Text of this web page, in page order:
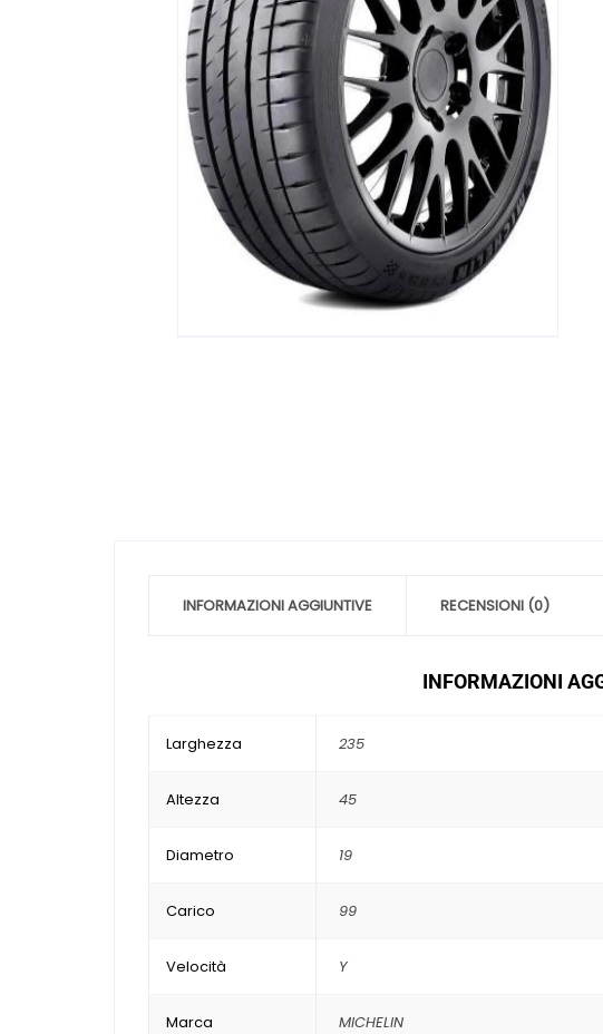
INFORMAZIONI AGGIUNTIVE RECENSIONI (0)
INFORMAZIONI
Larghezza 235
Altezza 45
Diametro 19
Carico 99
Velocità Y
Marca MICHELIN